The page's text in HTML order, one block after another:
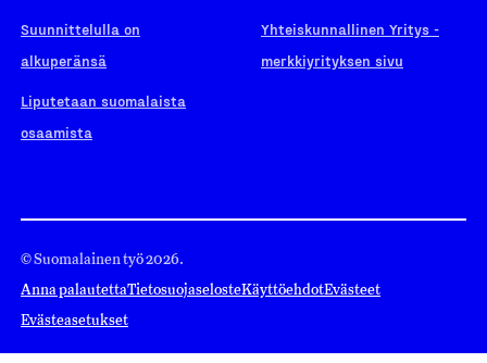
Suunnittelulla on
alkuperänsä
Liputetaan suomalaista
osaamista
Yhteiskunnallinen Yritys -
merkkiyrityksen sivu
© Suomalainen työ 2026.
Anna palautettaTietosuojaselosteKäyttöehdotEvästeet
Evästeasetukset